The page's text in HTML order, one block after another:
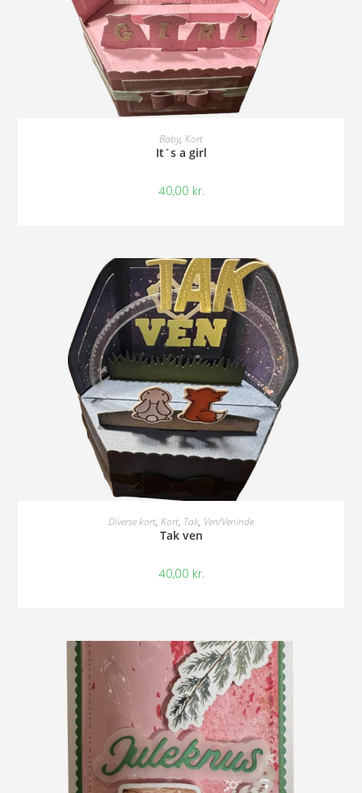
Baby, Kort
It´s a girl
40,00 kr.
Diverse kort, Kort, Tak, Ven/Veninde
Tak ven
40,00 kr.